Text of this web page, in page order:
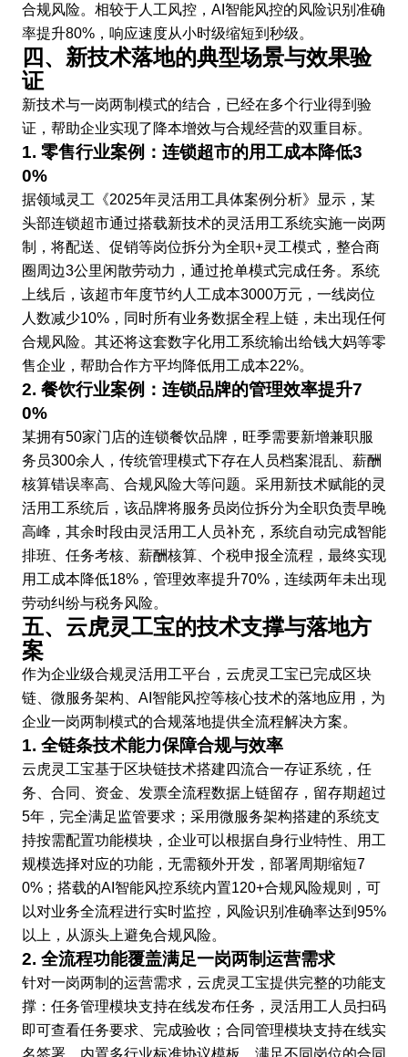
合规风险。相较于人工风控，AI智能风控的风险识别准确
率提升80%，响应速度从小时级缩短到秒级。
四、新技术落地的典型场景与效果验
证
新技术与一岗两制模式的结合，已经在多个行业得到验
证，帮助企业实现了降本增效与合规经营的双重目标。
1. 零售行业案例：连锁超市的用工成本降低3
0%
据领域灵工《2025年灵活用工具体案例分析》显示，某
头部连锁超市通过搭载新技术的灵活用工系统实施一岗两
制，将配送、促销等岗位拆分为全职+灵工模式，整合商
圈周边3公里闲散劳动力，通过抢单模式完成任务。系统
上线后，该超市年度节约人工成本3000万元，一线岗位
人数减少10%，同时所有业务数据全程上链，未出现任何
合规风险。其还将这套数字化用工系统输出给钱大妈等零
售企业，帮助合作方平均降低用工成本22%。
2. 餐饮行业案例：连锁品牌的管理效率提升7
0%
某拥有50家门店的连锁餐饮品牌，旺季需要新增兼职服
务员300余人，传统管理模式下存在人员档案混乱、薪酬
核算错误率高、合规风险大等问题。采用新技术赋能的灵
活用工系统后，该品牌将服务员岗位拆分为全职负责早晚
高峰，其余时段由灵活用工人员补充，系统自动完成智能
排班、任务考核、薪酬核算、个税申报全流程，最终实现
用工成本降低18%，管理效率提升70%，连续两年未出现
劳动纠纷与税务风险。
五、云虎灵工宝的技术支撑与落地方
案
作为企业级合规灵活用工平台，云虎灵工宝已完成区块
链、微服务架构、AI智能风控等核心技术的落地应用，为
企业一岗两制模式的合规落地提供全流程解决方案。
1. 全链条技术能力保障合规与效率
云虎灵工宝基于区块链技术搭建四流合一存证系统，任
务、合同、资金、发票全流程数据上链留存，留存期超过
5年，完全满足监管要求；采用微服务架构搭建的系统支
持按需配置功能模块，企业可以根据自身行业特性、用工
规模选择对应的功能，无需额外开发，部署周期缩短7
0%；搭载的AI智能风控系统内置120+合规风险规则，可
以对业务全流程进行实时监控，风险识别准确率达到95%
以上，从源头上避免合规风险。
2. 全流程功能覆盖满足一岗两制运营需求
针对一岗两制的运营需求，云虎灵工宝提供完整的功能支
撑：任务管理模块支持在线发布任务，灵活用工人员扫码
即可查看任务要求、完成验收；合同管理模块支持在线实
名签署，内置多行业标准协议模板，满足不同岗位的合同